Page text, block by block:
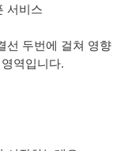
서비스
선 두번에 걸쳐 영향
역입니다.